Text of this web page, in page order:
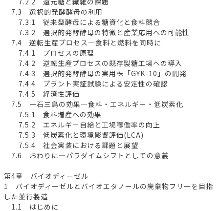
7.3 選択的発酵酵母の利用
7.3.1 従来型酵母による糖資化と食料競合
7.3.2 選択的発酵酵母の特徴と産業応用への可能性
7.4 逆転生産プロセス―食料と燃料を同時に
7.4.1 プロセスの原理
7.4.2 逆転生産プロセスの既存製糖工場への導入
7.4.3 選択的発酵酵母の実用株「GYK-10」の開発
7.4.4 プラント実証試験による安定性の確認
7.4.5 経済性評価
7.5 一石三鳥の効果―食料・エネルギー・低炭素化
7.5.1 食料増産への効果
7.5.2 エネルギー自給と工場稼働率の向上
7.5.3 低炭素化と環境影響評価(LCA)
7.5.4 社会実装における課題と展望
7.6 おわりに―パラダイムシフトとしての意義
第4章 バイオディーゼル
1 バイオディーゼルとバイオエタノールの廃棄物フリーを目指
した並行製造
1.1 はじめに